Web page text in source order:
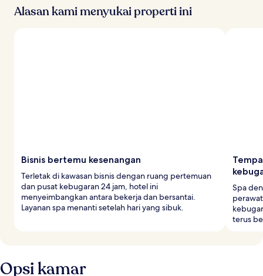
Alasan kami menyukai properti ini
Bisnis bertemu kesenangan
Terletak di kawasan bisnis dengan ruang pertemuan
dan pusat kebugaran 24 jam, hotel ini
menyeimbangkan antara bekerja dan bersantai.
Layanan spa menanti setelah hari yang sibuk.
Spa
terus
Opsi kamar